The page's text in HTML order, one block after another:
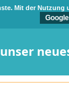
Mit der